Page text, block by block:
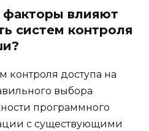
влияют
систем контроля
контроля доступа на
выбора
программного
с существующими